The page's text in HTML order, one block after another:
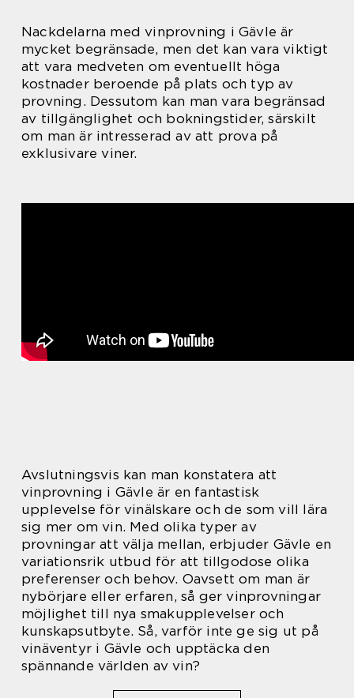
Nackdelarna med vinprovning i Gävle är
mycket begränsade, men det kan vara viktigt
att vara medveten om eventuellt höga
kostnader beroende på plats och typ av
provning. Dessutom kan man vara begränsad
av tillgänglighet och bokningstider, särskilt
om man är intresserad av att prova på
exklusivare viner.
Avslutningsvis kan man konstatera att
vinprovning i Gävle är en fantastisk
upplevelse för vinälskare och de som vill lära
sig mer om vin. Med olika typer av
provningar att välja mellan, erbjuder Gävle en
variationsrik utbud för att tillgodose olika
preferenser och behov. Oavsett om man är
nybörjare eller erfaren, så ger vinprovningar
möjlighet till nya smakupplevelser och
kunskapsutbyte. Så, varför inte ge sig ut på
vinäventyr i Gävle och upptäcka den
spännande världen av vin?